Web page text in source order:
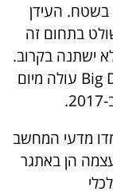
בשטח. העידן
בתחום זה
ישתנה בקרוב.
בנתיים הדרישה למומחי ומקצועני Big Data עולה מיום
מדעי המחשב
הן באתגר